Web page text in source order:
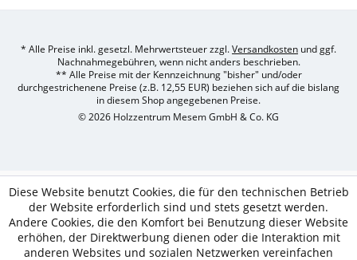
* Alle Preise inkl. gesetzl. Mehrwertsteuer zzgl.Versandkosten und ggf.
Nachnahmegebühren, wenn nicht anders beschrieben.
** Alle Preise mit der Kennzeichnung "bisher" und/oder
durchgestrichenene Preise (z.B. 12,55 EUR) beziehen sich auf die bislang
in diesem Shop angegebenen Preise.
© 2026 Holzzentrum Mesem GmbH & Co. KG
Diese Website benutzt Cookies, die für den technischen Betrieb
der Website erforderlich sind und stets gesetzt werden.
Andere Cookies, die den Komfort bei Benutzung dieser Website
erhöhen, der Direktwerbung dienen oder die Interaktion mit
anderen Websites und sozialen Netzwerken vereinfachen